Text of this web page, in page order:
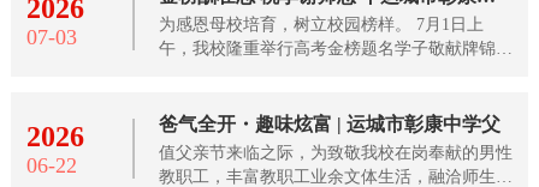
2026
07-03
为感恩母校培育，树立校园榜样。 7月1日上
午，我校隆重举行高考金榜题名学子敬献牌锦旗
2026
06-22
爸气全开・趣味炫富 | 运城市彰康中学父
值父亲节来临之际，为致敬我校在岗奉献的男性
教职工，丰富教职工业余文体生活，融洽师生情